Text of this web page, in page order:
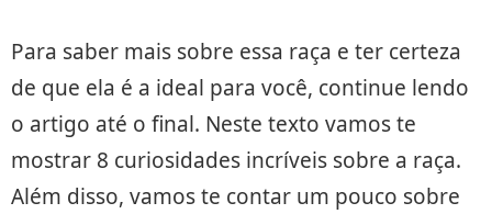
Para saber mais sobre essa raça e ter certeza
de que ela é a ideal para você, continue lendo
o artigo até o final. Neste texto vamos te
mostrar 8 curiosidades incríveis sobre a raça.
Além disso, vamos te contar um pouco sobre